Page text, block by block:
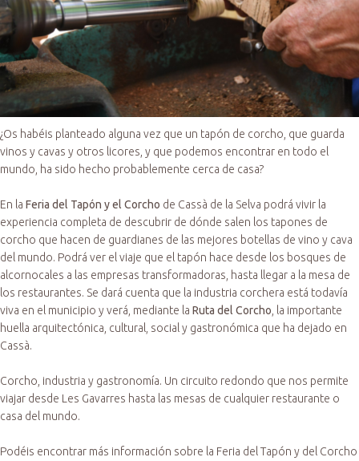
¿Os habéis planteado alguna vez que un tapón de corcho, que guarda
vinos y cavas y otros licores, y que podemos encontrar en todo el
mundo, ha sido hecho probablemente cerca de casa?
En la Feria del Tapón y el Corcho de Cassà de la Selva podrá vivir la
experiencia completa de descubrir de dónde salen los tapones de
corcho que hacen de guardianes de las mejores botellas de vino y cava
del mundo. Podrá ver el viaje que el tapón hace desde los bosques de
alcornocales a las empresas transformadoras, hasta llegar a la mesa de
los restaurantes. Se dará cuenta que la industria corchera está todavía
viva en el municipio y verá, mediante la Ruta del Corcho , la importante
huella arquitectónica, cultural, social y gastronómica que ha dejado en
Cassà.
Corcho, industria y gastronomía. Un circuito redondo que nos permite
viajar desde Les Gavarres hasta las mesas de cualquier restaurante o
casa del mundo.
Podéis encontrar más información sobre la Feria del Tapón y del Corcho